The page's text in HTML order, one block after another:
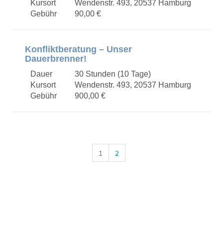
Kursort
Wendenstr. 493, 20537 Hamburg
Gebühr
90,00 €
Konfliktberatung – Unser
Dauerbrenner!
Dauer
30 Stunden (10 Tage)
Kursort
Wendenstr. 493, 20537 Hamburg
Gebühr
900,00 €
1 2